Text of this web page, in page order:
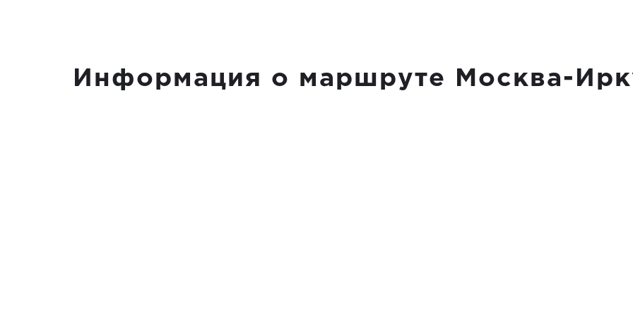
Информация о маршруте Москва-